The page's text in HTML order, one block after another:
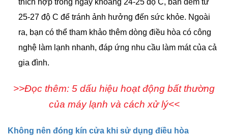
thích hợp trong ngày khoảng 24-25 độ C, ban đêm từ
25-27 độ C để tránh ảnh hưởng đến sức khỏe. Ngoài
ra, bạn có thể tham khảo thêm dòng điều hòa có công
nghệ làm lạnh nhanh, đáp ứng nhu cầu làm mát của cả
gia đình.
>>Đọc thêm: 5 dấu hiệu hoạt động bất thường
của máy lạnh và cách xử lý<<
Không nên đóng kín cửa khi sử dụng điều hòa